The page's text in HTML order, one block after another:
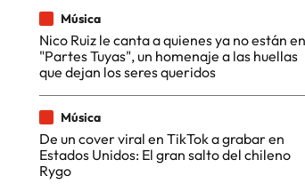
Música
Nico Ruiz le canta a quienes ya no están en
"Partes Tuyas", un homenaje a las huellas
que dejan los seres queridos
Música
De un cover viral en TikTok a grabar en
Estados Unidos: El gran salto del chileno
Rygo